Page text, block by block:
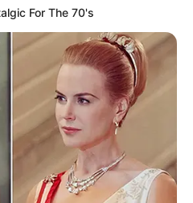
For The 70's